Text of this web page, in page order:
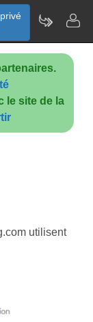
le site de la
utilisent